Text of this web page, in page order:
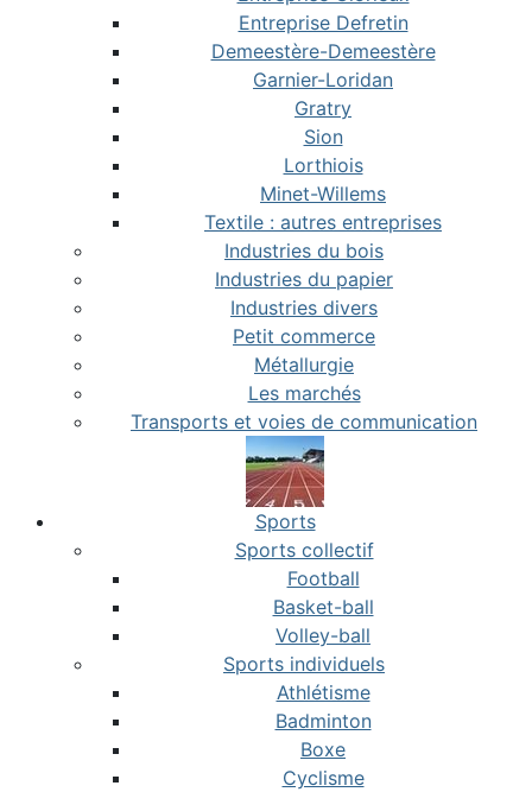
Entreprise Defretin
Demeestère-Demeestère
Garnier-Loridan
Gratry
Sion
Lorthiois
Minet-Willems
Textile : autres entreprises
Industries du bois
Industries du papier
Industries divers
Petit commerce
Métallurgie
Les marchés
Transports et voies de communication
Sports
Sports collectif
Football
Basket-ball
Volley-ball
Sports individuels
Athlétisme
Badminton
Boxe
Cyclisme